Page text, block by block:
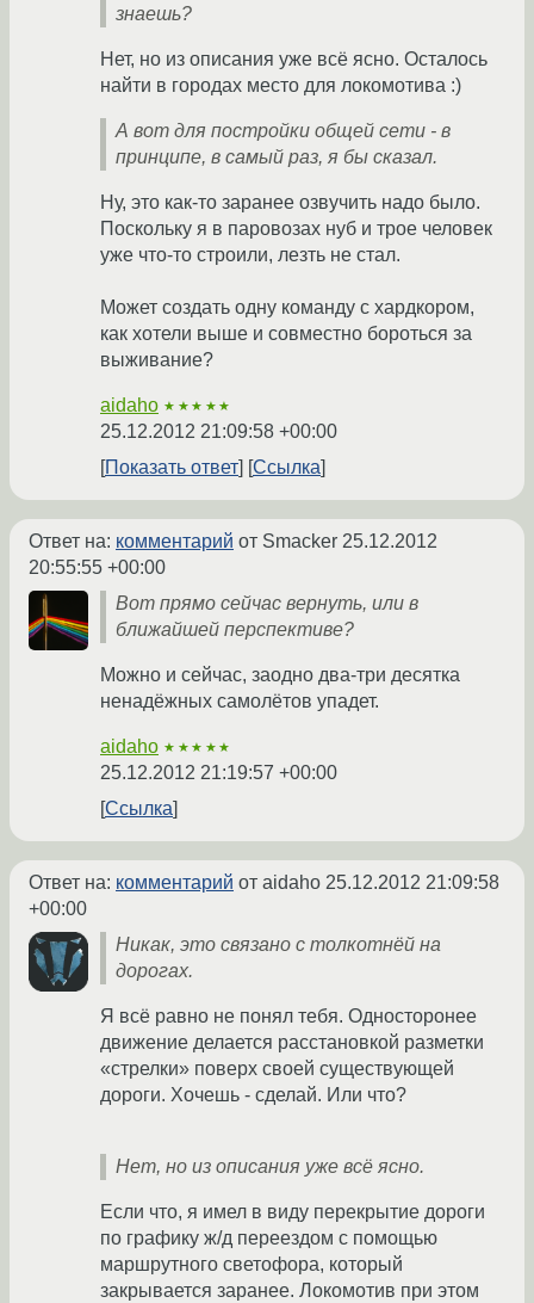
знаешь?
Нет, но из описания уже всё ясно. Осталось
найти в городах место для локомотива :)
А вот для постройки общей сети - в
принципе, в самый раз, я бы сказал.
Ну, это как-то заранее озвучить надо было.
Поскольку я в паровозах нуб и трое человек
уже что-то строили, лезть не стал.
Может создать одну команду с хардкором,
как хотели выше и совместно бороться за
выживание?
aidaho ★★★★★
25.12.2012 21:09:58 +00:00
Показать ответ
Ссылка
Ответ на: комментарий от Smacker 25.12.2012
20:55:55 +00:00
Вот прямо сейчас вернуть, или в
ближайшей перспективе?
Можно и сейчас, заодно два-три десятка
ненадёжных самолётов упадет.
aidaho ★★★★★
25.12.2012 21:19:57 +00:00
Ссылка
Ответ на: комментарий от aidaho 25.12.2012 21:09:58
+00:00
Никак, это связано с толкотнёй на
дорогах.
Я всё равно не понял тебя. Односторонее
движение делается расстановкой разметки
«стрелки» поверх своей существующей
дороги. Хочешь - сделай. Или что?
Нет, но из описания уже всё ясно.
Если что, я имел в виду перекрытие дороги
по графику ж/д переездом с помощью
маршрутного светофора, который
закрывается заранее. Локомотив при этом